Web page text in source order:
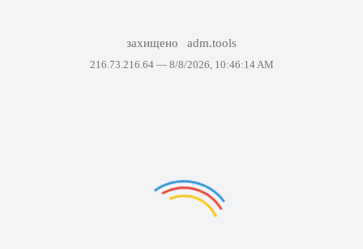
захищено adm.tools
216.73.216.64 — 8/8/2026, 10:46:14 AM